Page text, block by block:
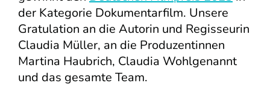
der Kategorie Dokumentarfilm. Unsere
Gratulation an die Autorin und Regisseurin
Claudia Müller, an die Produzentinnen
Martina Haubrich, Claudia Wohlgenannt
und das gesamte Team.